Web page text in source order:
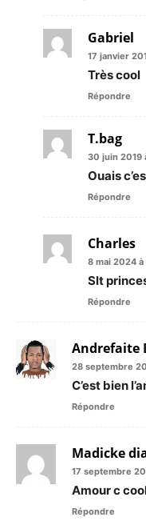
Gabriel
17 janvier
Très cool
Répondre
T.bag
30 juin 2019
Ouais
Répondre
Charles
8 mai 2024 à
Slt
Répondre
Andrefaite
28 septembre
C’est bien
Répondre
Madicke
17 septembre
Amour c
Répondre